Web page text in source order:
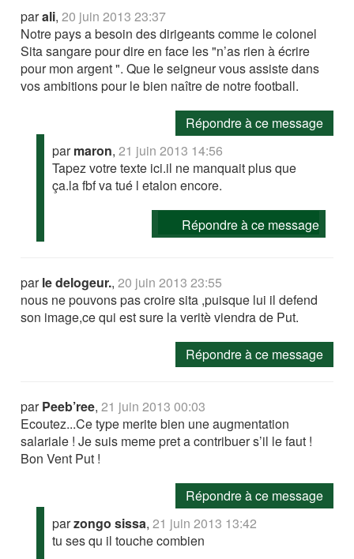
parali,20 juin 2013 23:37
Notre pays a besoin des dirigeants comme le colonel
Sita sangare pour dire en face les "n’as rien à écrire
pour mon argent ". Que le seigneur vous assiste dans
vos ambitions pour le bien naître de notre football.
Répondre à ce message
parmaron,21 juin 2013 14:56
Tapez votre texte ici.il ne manquait plus que
ça.la fbf va tué l etalon encore.
Répondre à ce message
parle delogeur.,20 juin 2013 23:55
nous ne pouvons pas croire sita ,puisque lui il defend
son image,ce qui est sure la veritè viendra de Put.
Répondre à ce message
parPeeb’ree,21 juin 2013 00:03
Ecoutez...Ce type merite bien une augmentation
salariale ! Je suis meme pret a contribuer s’il le faut !
Bon Vent Put !
Répondre à ce message
parzongo sissa,21 juin 2013 13:42
tu ses qu il touche combien